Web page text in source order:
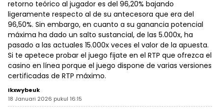
retorno teórico al jugador es del 96,20% bajando
ligeramente respecto al de su antecesora que era del
96,50%. Sin embargo, en cuanto a su ganancia potencial
máxima ha dado un salto sustancial, de las 5.000x, ha
pasado a las actuales 15.000x veces el valor de la apuesta.
Si te apetece probar el juego fijate en el RTP que ofrezca el
casino en línea porque el juego dispone de varias versiones
certificadas de RTP máximo.
Ikxwybeuk
18 Januari 2026 pukul 16:15